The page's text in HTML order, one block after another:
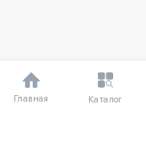
Главная Каталог